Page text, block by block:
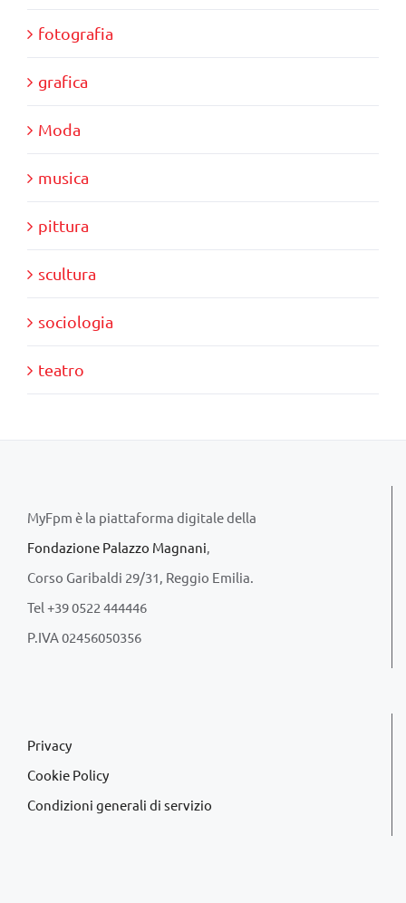
fotografia
grafica
Moda
musica
pittura
scultura
sociologia
teatro
MyFpm è la piattaforma digitale della
Fondazione Palazzo Magnani,
Corso Garibaldi 29/31, Reggio Emilia.
Tel +39 0522 444446
P.IVA 02456050356
Privacy
Cookie Policy
Condizioni generali di servizio